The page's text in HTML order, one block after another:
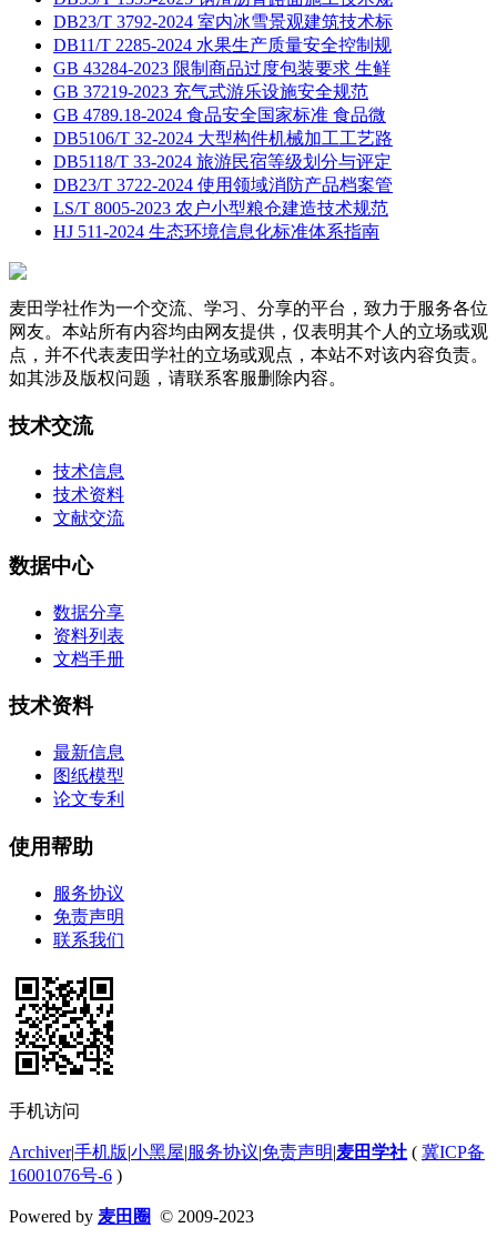
DB23/T 3792-2024 室内冰雪景观建筑技术标
DB11/T 2285-2024 水果生产质量安全控制规
GB 43284-2023 限制商品过度包装要求 生鲜
GB 37219-2023 充气式游乐设施安全规范
GB 4789.18-2024 食品安全国家标准 食品微
DB5106/T 32-2024 大型构件机械加工工艺路
DB5118/T 33-2024 旅游民宿等级划分与评定
DB23/T 3722-2024 使用领域消防产品档案管
LS/T 8005-2023 农户小型粮仓建造技术规范
HJ 511-2024 生态环境信息化标准体系指南
麦田学社作为一个交流、学习、分享的平台，致力于服务各位
网友。本站所有内容均由网友提供，仅表明其个人的立场或观
点，并不代表麦田学社的立场或观点，本站不对该内容负责。
如其涉及版权问题，请联系客服删除内容。
技术交流
技术信息
技术资料
文献交流
数据中心
数据分享
资料列表
文档手册
技术资料
最新信息
图纸模型
论文专利
使用帮助
服务协议
免责声明
联系我们
手机访问
Archiver|手机版|小黑屋|服务协议|免责声明|麦田学社 ( 冀ICP备
16001076号-6 )
Powered by 麦田圈 © 2009-2023